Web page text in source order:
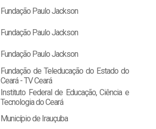
Fundação Paulo Jackson
Fundação Paulo Jackson
Fundação Paulo Jackson
Fundação de Teleducação do Estado do
Ceará - TV Ceará
Instituto Federal de Educação, Ciência e
Tecnologia do Ceará
Município de Irauçuba